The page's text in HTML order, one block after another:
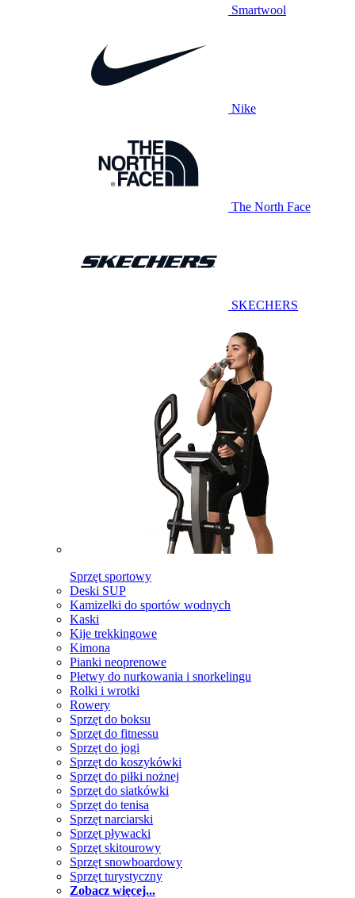
Smartwool
Nike
The North Face
SKECHERS
Sprzęt sportowy
Deski SUP
Kamizelki do sportów wodnych
Kaski
Kije trekkingowe
Kimona
Pianki neoprenowe
Płetwy do nurkowania i snorkelingu
Rolki i wrotki
Rowery
Sprzęt do boksu
Sprzęt do fitnessu
Sprzęt do jogi
Sprzęt do koszykówki
Sprzęt do piłki nożnej
Sprzęt do siatkówki
Sprzęt do tenisa
Sprzęt narciarski
Sprzęt pływacki
Sprzęt skitourowy
Sprzęt snowboardowy
Sprzęt turystyczny
Zobacz więcej...